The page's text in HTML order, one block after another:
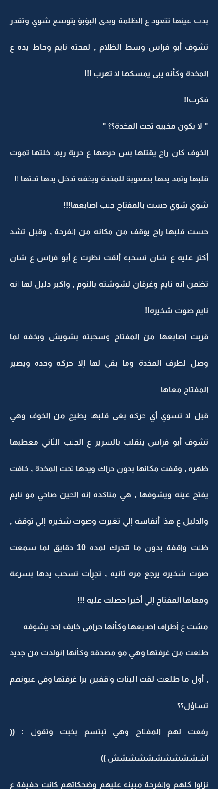
بدت عينها تتعود ع الظلمة وبدى البؤبؤ يتوسع شوي وتقدر
تشوف أبو فراس وسط الظلام , لمحته نايم وحاط يده ع
المخدة وكأنه يبي يمسكها لا تهرب !!!
فكرت!!
" لا يكون مخبيه تحت المخدة؟؟ "
الخوف كان راح يقتلها بس حرصها ع حرية ريما خلتها تموت
قلبها وتمد يدها بصعوبة للمخدة وبخفه تدخل يدها تحتها !!
شوي شوي حست بالمفتاح جنب اصابعها!!!
حست قلبها راح يوقف من مكانه من الفرحة , وقبل تشد
أكثر عليه ع شان تسحبه ألقت نظرت ع أبو فراس ع شان
تظمن انه نايم وغرقان لشوشته بالنوم , واكبر دليل لها انه
نايم صوت شخيره!!
قربت اصابعها من المفتاح وسحبته بشويش وبخفه لما
وصل لطرف المخدة وما بقى لها إلا حركه وحده ويصير
المفتاح معاها
قبل لا تسوي أي حركه بغى قلبها يطيح من الخوف وهي
تشوف أبو فراس ينقلب بالسرير ع الجنب الثاني معطيها
ظهره , وقفت مكانها بدون حراك ويدها تحت المخدة , خافت
يفتح عينه ويشوفها , هي متاكده انه الحين صاحي مو نايم
والدليل ع هذا أنفاسه إلي تغيرت وصوت شخيره إلي توقف ,
ظلت واقفة بدون ما تتحرك لمده 10 دقايق لما سمعت
صوت شخيره يرجع مره ثانيه , تجرِأت تسحب يدها بسرعة
ومعاها المفتاح إلي أخيرا حصلت عليه !!!
مشت ع أطراف اصابعها وكأنها حرامي خايف احد يشوفه
طلعت من غرفتها وهي مو مصدقه وكأنها انولدت من جديد
, أول ما طلعت لقت البنات واقفين برا غرفتها وفي عيونهم
تساؤل؟؟
رفعت لهم المفتاح وهي تبتسم بخبث وتقول : ((
اششششششششششش ))
نزلوا كلهم والفرحة مبينه عليهم وضحكاتهم كانت خفيفة ع